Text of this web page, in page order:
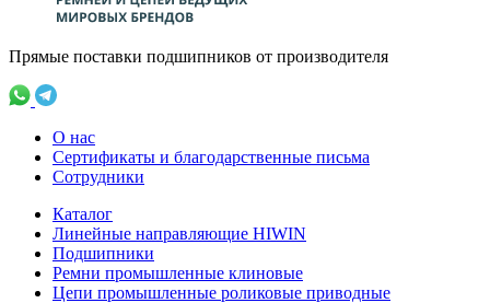
Прямые поставки подшипников от производителя
О нас
Сертификаты и благодарственные письма
Сотрудники
Каталог
Линейные направляющие HIWIN
Подшипники
Ремни промышленные клиновые
Цепи промышленные роликовые приводные